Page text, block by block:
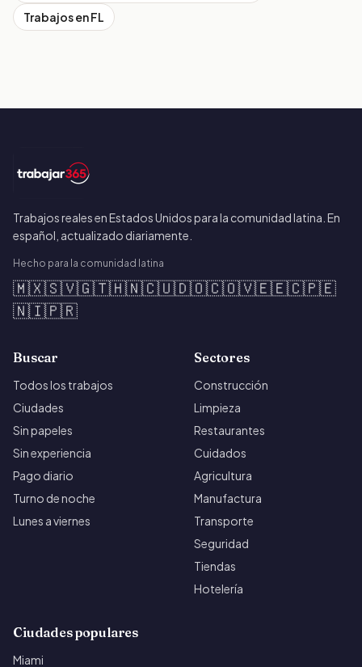
Trabajos enFL
Trabajos reales en Estados Unidos para la comunidad latina. En
español, actualizado diariamente.
Hecho para la comunidad latina
🇲🇽🇸🇻🇬🇹🇭🇳🇨🇺🇩🇴🇨🇴🇻🇪🇪🇨🇵🇪
🇳🇮🇵🇷
Buscar
Todos los trabajos
Ciudades
Sin papeles
Sin experiencia
Pago diario
Turno de noche
Lunes a viernes
Sectores
Construcción
Limpieza
Restaurantes
Cuidados
Agricultura
Manufactura
Transporte
Seguridad
Tiendas
Hotelería
Ciudades populares
Miami